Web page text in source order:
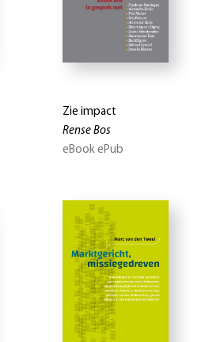
Zie impact
Rense Bos
eBook ePub